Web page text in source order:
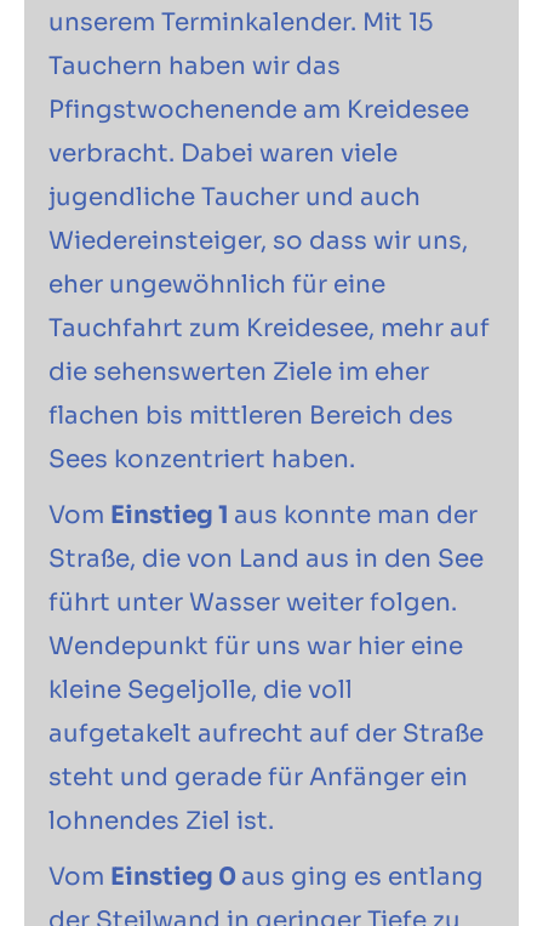
unserem Terminkalender. Mit 15
Tauchern haben wir das
Pfingstwochenende am Kreidesee
verbracht. Dabei waren viele
jugendliche Taucher und auch
Wiedereinsteiger, so dass wir uns,
eher ungewöhnlich für eine
Tauchfahrt zum Kreidesee, mehr auf
die sehenswerten Ziele im eher
flachen bis mittleren Bereich des
Sees konzentriert haben.
Vom Einstieg 1 aus konnte man der
Straße, die von Land aus in den See
führt unter Wasser weiter folgen.
Wendepunkt für uns war hier eine
kleine Segeljolle, die voll
aufgetakelt aufrecht auf der Straße
steht und gerade für Anfänger ein
lohnendes Ziel ist.
Vom Einstieg 0 aus ging es entlang